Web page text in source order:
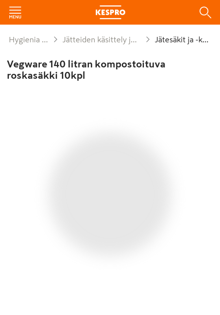
Hygienia ja siivous Jätteiden käsittely ja kompostointi Jätesäkit ja -kassit
Vegware 140 litran kompostoituva
roskasäkki 10kpl